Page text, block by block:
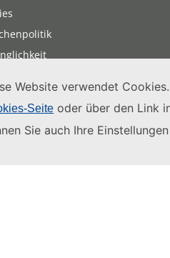
Website verwendet
Seite oder über den Link
Sie auch Ihre